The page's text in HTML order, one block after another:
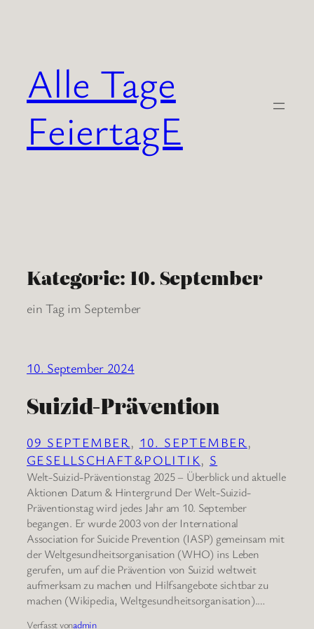
Alle Tage
FeiertagE
Kategorie: 10. September
ein Tag im September
10. September 2024
Suizid-Prävention
09 SEPTEMBER, 10. SEPTEMBER
GESELLSCHAFT&POLITIK, S
Welt-Suizid-Präventionstag 2025 – Überblick und aktuelle
Aktionen Datum & Hintergrund Der Welt-Suizid-
Präventionstag wird jedes Jahr am 10. September
begangen. Er wurde 2003 von der International
Association for Suicide Prevention (IASP) gemeinsam mit
der Weltgesundheitsorganisation (WHO) ins Leben
gerufen, um auf die Prävention von Suizid weltweit
aufmerksam zu machen und Hilfsangebote sichtbar zu
machen (Wikipedia, Weltgesundheitsorganisation).…
Verfasst vonadmin